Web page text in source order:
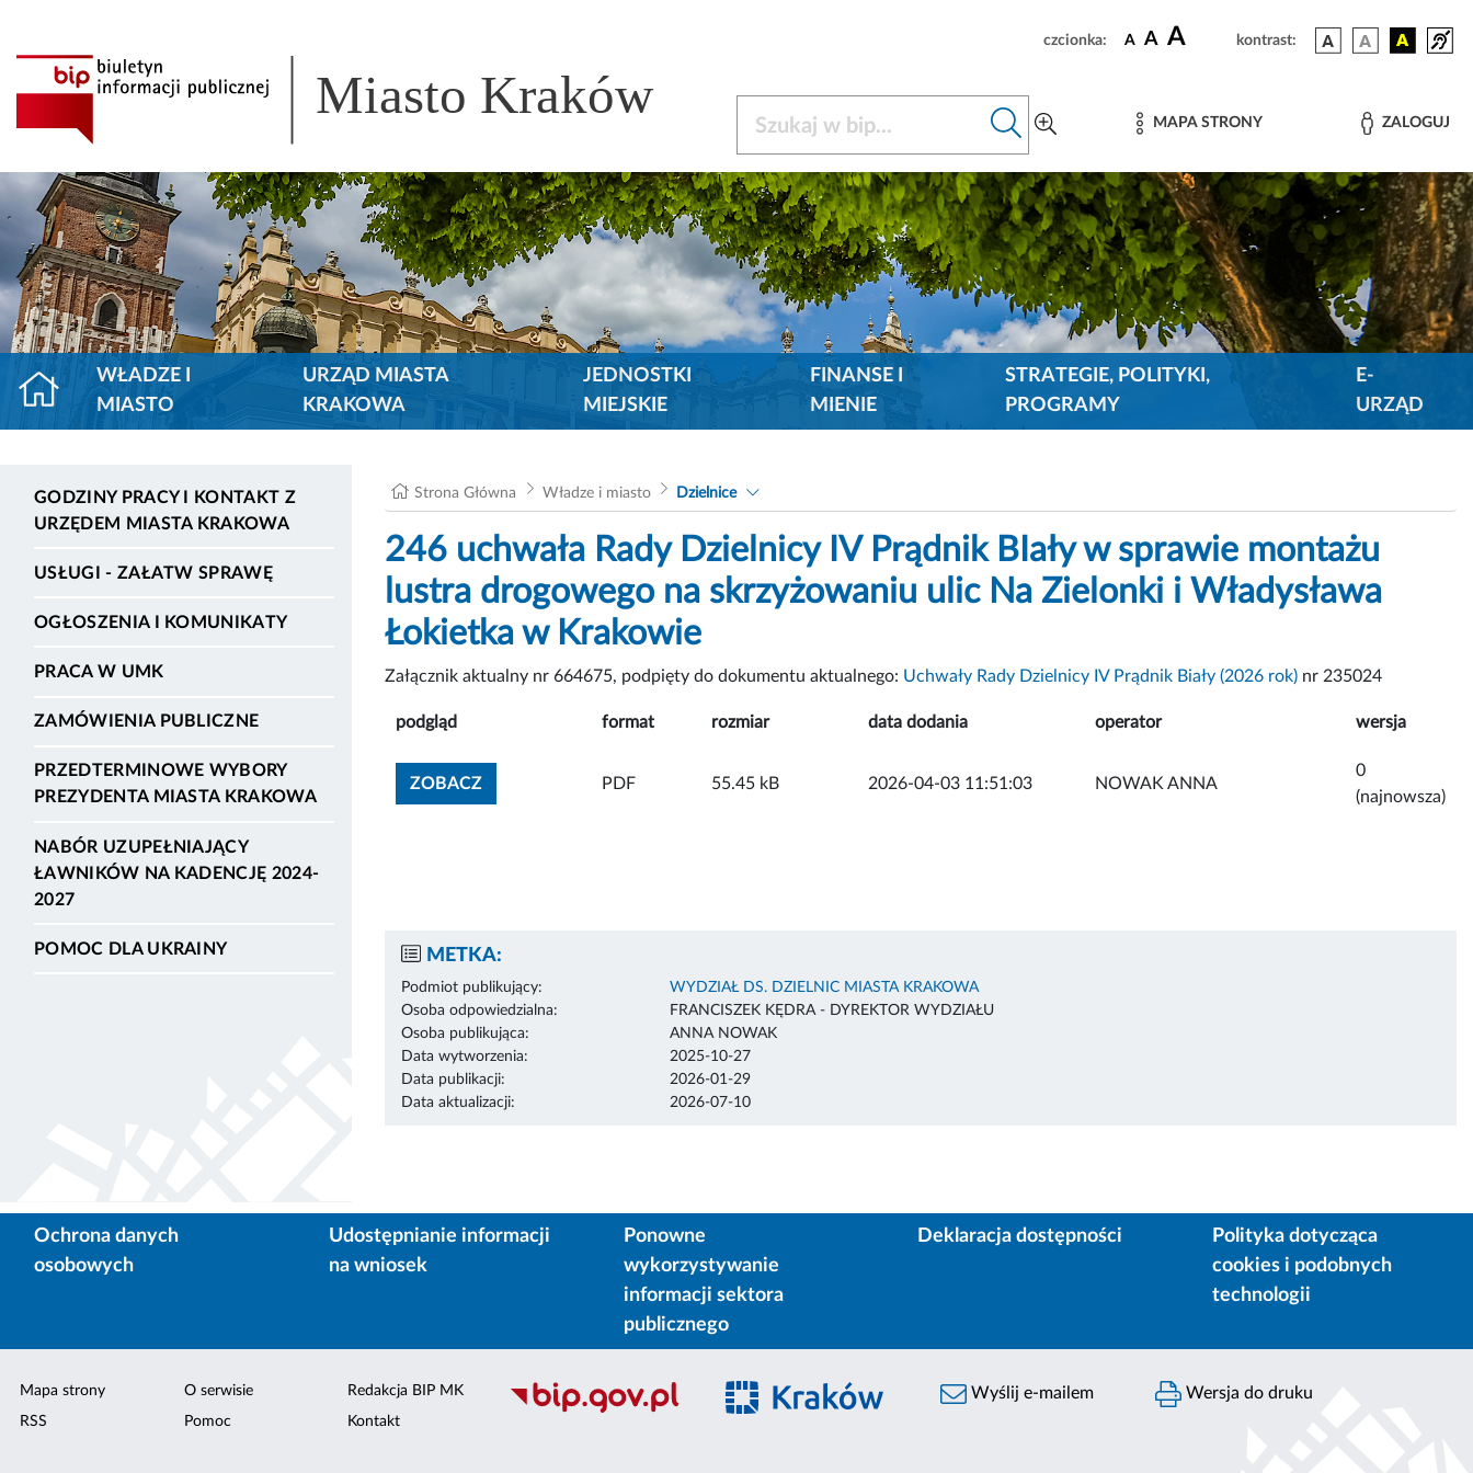
czcionka: A A A kontrast:
Miasto Kraków MAPA STRONY ZALOGUJ
WŁADZE I
MIASTO
URZĄD MIASTA
KRAKOWA
JEDNOSTKI
MIEJSKIE
FINANSE I
MIENIE
STRATEGIE, POLITYKI,
PROGRAMY
E-
URZĄD
GODZINY PRACY I KONTAKT Z
URZĘDEM MIASTA KRAKOWA
USŁUGI - ZAŁATW SPRAWĘ
OGŁOSZENIA I KOMUNIKATY
PRACA W UMK
ZAMÓWIENIA PUBLICZNE
PRZEDTERMINOWE WYBORY
PREZYDENTA MIASTA KRAKOWA
NABÓR UZUPEŁNIAJĄCY
ŁAWNIKÓW NA KADENCJĘ 2024-
2027
POMOC DLA UKRAINY
Strona Główna Władze i miasto Dzielnice
246 uchwała Rady Dzielnicy IV Prądnik BIały w sprawie montażu
lustra drogowego na skrzyżowaniu ulic Na Zielonki i Władysława
Łokietka w Krakowie
Załącznik aktualny nr 664675, podpięty do dokumentu aktualnego: Uchwały Rady Dzielnicy IV Prądnik Biały (2026 rok) nr 235024
podgląd format rozmiar data dodania operator wersja
ZOBACZZOBACZ ZAŁĄCZNIK
PDF 55.45 kB 2026-04-03 11:51:03 NOWAK ANNA
0
(najnowsza)
METKA:
Podmiot publikujący:
WYDZIAŁ DS. DZIELNIC MIASTA KRAKOWA
Osoba odpowiedzialna:
FRANCISZEK KĘDRA - DYREKTOR WYDZIAŁU
Osoba publikująca:
ANNA NOWAK
Data wytworzenia:
2025-10-27
Data publikacji:
2026-01-29
Data aktualizacji:
2026-07-10
Ochrona danych
osobowych
Udostępnianie informacji
na wniosek
Ponowne
wykorzystywanie
informacji sektora
publicznego
Deklaracja dostępności
Polityka dotycząca
cookies i podobnych
technologii
Mapa strony
RSS
O serwisie
Pomoc
Redakcja BIP MK
Kontakt
Wyślij e-mailem Wersja do druku